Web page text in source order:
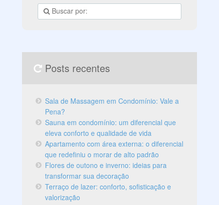
Posts recentes
Sala de Massagem em Condomínio: Vale a
Pena?
Sauna em condomínio: um diferencial que
eleva conforto e qualidade de vida
Apartamento com área externa: o diferencial
que redefiniu o morar de alto padrão
Flores de outono e inverno: ideias para
transformar sua decoração
Terraço de lazer: conforto, sofisticação e
valorização